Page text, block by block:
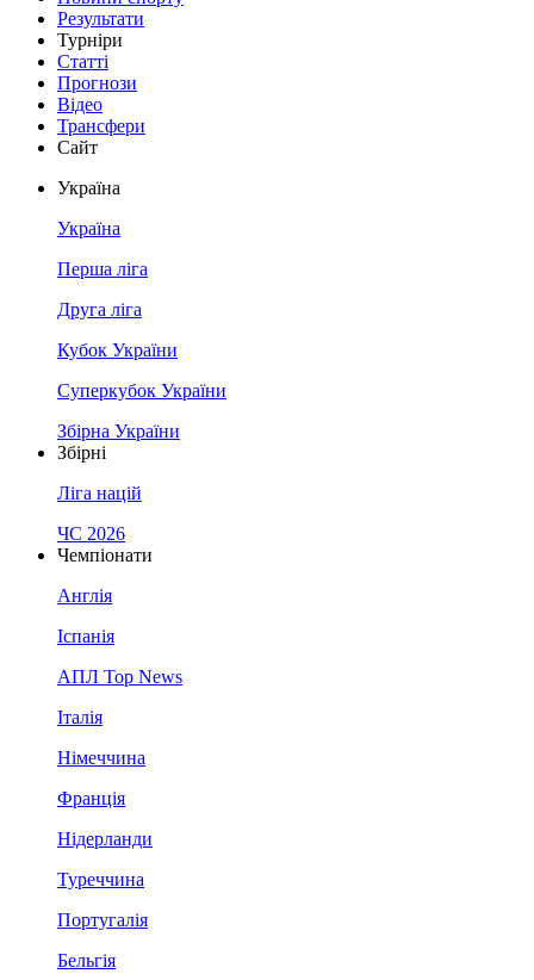
Результати
Турніри
Статті
Прогнози
Відео
Трансфери
Сайт
Україна
Україна
Перша ліга
Друга ліга
Кубок України
Суперкубок України
Збірна України
Збірні
Ліга націй
ЧС 2026
Чемпіонати
Англія
Іспанія
АПЛ Top News
Італія
Німеччина
Франція
Нідерланди
Туреччина
Португалія
Бельгія